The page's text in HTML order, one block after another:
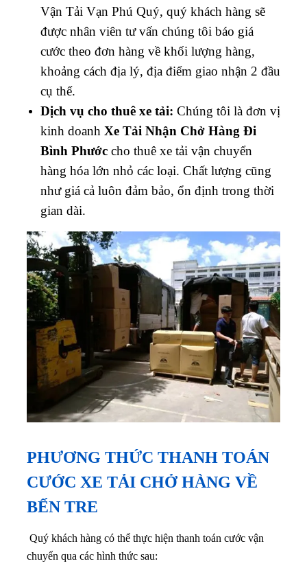
Vận Tải Vạn Phú Quý, quý khách hàng sẽ
được nhân viên tư vấn chúng tôi báo giá
cước theo đơn hàng về khối lượng hàng,
khoảng cách địa lý, địa điểm giao nhận 2 đầu
cụ thể.
Dịch vụ cho thuê xe tải: Chúng tôi là đơn vị
kinh doanh Xe Tải Nhận Chở Hàng Đi
Bình Phước cho thuê xe tải vận chuyển
hàng hóa lớn nhỏ các loại. Chất lượng cũng
như giá cả luôn đảm bảo, ổn định trong thời
gian dài.
PHƯƠNG THỨC THANH TOÁN
CƯỚC XE TẢI CHỞ HÀNG VỀ
BẾN TRE
Quý khách hàng có thể thực hiện thanh toán cước vận
chuyển qua các hình thức sau: